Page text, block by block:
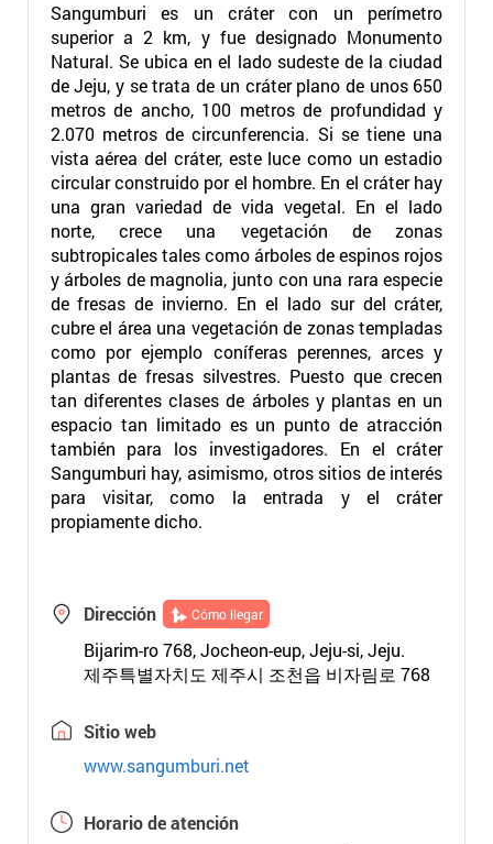
Sangumburi es un cráter con un perímetro
superior a 2 km, y fue designado Monumento
Natural. Se ubica en el lado sudeste de la ciudad
de Jeju, y se trata de un cráter plano de unos 650
metros de ancho, 100 metros de profundidad y
2.070 metros de circunferencia. Si se tiene una
vista aérea del cráter, este luce como un estadio
circular construido por el hombre. En el cráter hay
una gran variedad de vida vegetal. En el lado
norte, crece una vegetación de zonas
subtropicales tales como árboles de espinos rojos
y árboles de magnolia, junto con una rara especie
de fresas de invierno. En el lado sur del cráter,
cubre el área una vegetación de zonas templadas
como por ejemplo coníferas perennes, arces y
plantas de fresas silvestres. Puesto que crecen
tan diferentes clases de árboles y plantas en un
espacio tan limitado es un punto de atracción
también para los investigadores. En el cráter
Sangumburi hay, asimismo, otros sitios de interés
para visitar, como la entrada y el cráter
propiamente dicho.
Dirección Cómo llegar
Bijarim-ro 768, Jocheon-eup, Jeju-si, Jeju.
제주특별자치도 제주시 조천읍 비자림로 768
Sitio web
www.sangumburi.net
Horario de atención